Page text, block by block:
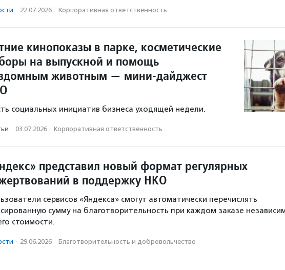
· 22.07.2026 · Корпоративная ответственность
кинопоказы в парке, косметические
на выпускной и помощь
животным — мини-дайджест
социальных инициатив бизнеса уходящей недели.
· 03.07.2026 · Корпоративная ответственность
представил новый формат регулярных
в поддержку НКО
сервисов «Яндекса» смогут автоматически перечислять
сумму на благотворительность при каждом заказе
стоимости.
· 29.06.2026 · Благотвори­тель­ность и доброволь­чест­во